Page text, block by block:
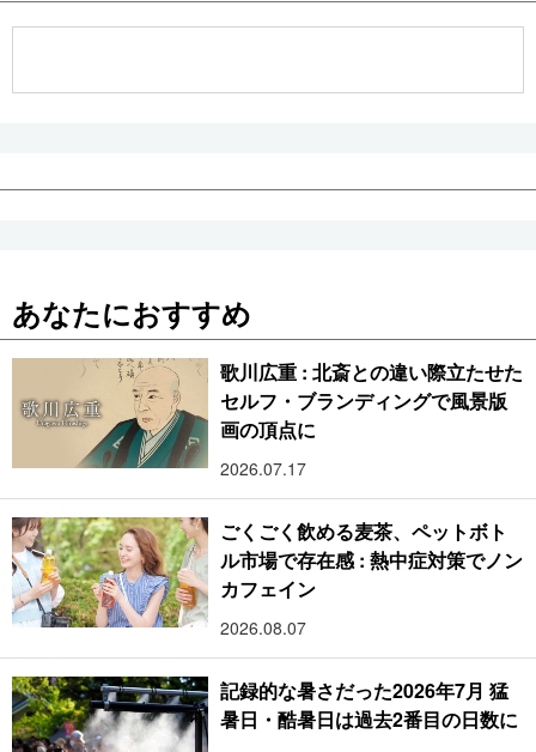
あなたにおすすめ
歌川広重 : 北斎との違い際立たせた
セルフ・ブランディングで風景版
画の頂点に
2026.07.17
ごくごく飲める麦茶、ペットボト
ル市場で存在感 : 熱中症対策でノン
カフェイン
2026.08.07
記録的な暑さだった2026年7月 猛
暑日・酷暑日は過去2番目の日数に